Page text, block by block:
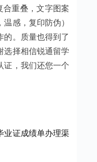
合重叠，文字图案
感，复印防伪）
的。质量也得到了
选择相信锐通留学
证，我们还您一个
业证成绩单办理渠